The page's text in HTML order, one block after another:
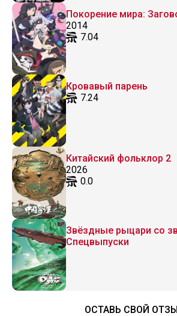
Покорение мира:
2014
7.04
Кровавый парень
7.24
Китайский фольклор 2
2026
0.0
Звёздные рыцари со
Спецвыпуски
ОСТАВЬ СВОЙ